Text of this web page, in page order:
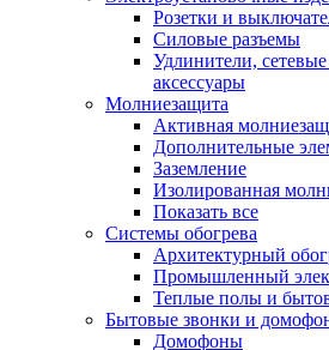
Розетки и
Силовые разъемы
Удлинители,
аксессуары
Молниезащита
Активная
Дополнительные
Заземление
Изолированная
Показать все
Системы обогрева
Архитектурный
Промышленный
Теплые полы и
Бытовые звонки и
Домофоны